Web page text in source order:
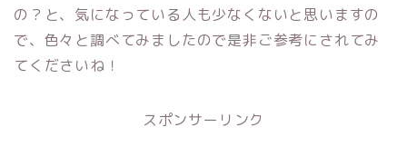
の？と、気になっている人も少なくないと思いますの
で、色々と調べてみましたので是非ご参考にされてみ
てくださいね！
スポンサーリンク